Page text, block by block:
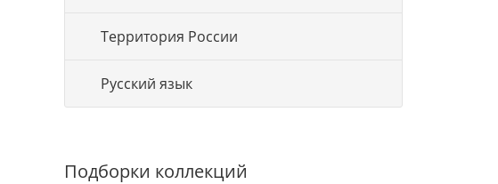
Территория России
Русский язык
Подборки коллекций